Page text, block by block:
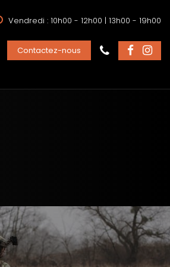
Vendredi : 10h00 - 12h00 | 13h00 - 19h00
Contactez-nous